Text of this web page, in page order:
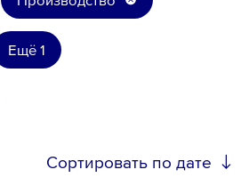
43
Ещё 1
Сортировать по дате